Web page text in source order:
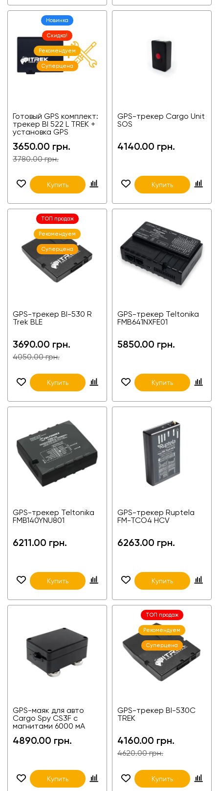
Новинка
Скидка!
Рекомендуем
Суперцена
Готовый GPS комплект:
трекер BI 522 L TREK +
установка GPS
Мониторинг GPS
3650.00 грн.
3780.00 грн.
Купить
GPS-трекер Cargo Unit
SOS
4140.00 грн.
Купить
ТОП продаж
Рекомендуем
Суперцена
GPS-трекер ВІ-530 R
Trek BLE
3690.00 грн.
4050.00 грн.
Купить
GPS-трекер Teltonika
FMB641NXFE01
5850.00 грн.
Купить
GPS-трекер Teltonika
FMB140YNU801
6211.00 грн.
Купить
GPS-трекер Ruptela
FM-TCO4 HCV
6263.00 грн.
Купить
GPS-маяк для авто
Cargo Spy CS3F с
магнитами 6000 мА
4890.00 грн.
Купить
ТОП продаж
Рекомендуем
Суперцена
GPS-трекер ВІ-530С
TREK
4160.00 грн.
4620.00 грн.
Купить